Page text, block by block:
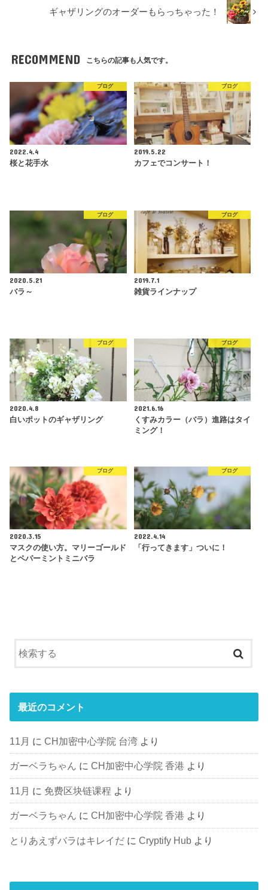
ギャザリングのオーダーもらっちゃった！
RECOMMEND こちらの記事も人気です。
ブログ
2022.4.4
桜と花手水
ブログ
2019.5.22
カフェでコンサート！
ブログ
2020.5.21
バラ～
ブログ
2019.7.1
雑貨ラインナップ
ブログ
2020.4.8
白いポットのギャザリング
ブログ
2021.6.16
くすみカラー（バラ）進路はタイ
ミング！
ブログ
2020.3.15
マスクの使い方。マリーゴールド
とペパーミントミニバラ
ブログ
2022.4.14
「行ってきます」ついに！
最近のコメント
11月 にCH加密中心学院 台湾 より
ガーベラちゃん にCH加密中心学院 香港 より
11月 に 免费区块链课程 より
ガーベラちゃん にCH加密中心学院 香港 より
とりあえずバラはキレイだ にCryptify Hub より